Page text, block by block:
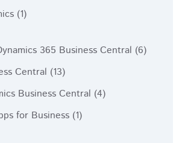
(1)
365 Business Central (6)
Central (13)
Business Central (4)
for Business (1)